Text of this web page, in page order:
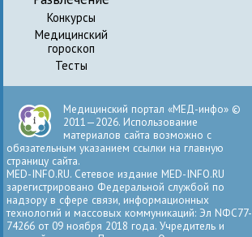
Конкурсы
Медицинский
гороскоп
Тесты
Медицинский портал «МЕД-инфо» ©
2011—2026. Использование
материалов сайта возможно с
обязательным указанием ссылки на главную
страницу сайта.
MED-INFO.RU. Сетевое издание MED-INFO.RU
зарегистрировано Федеральной службой по
надзору в сфере связи, информационных
технологий и массовых коммуникаций: Эл NФС77-
74266 от 09 ноября 2018 года. Учредитель и